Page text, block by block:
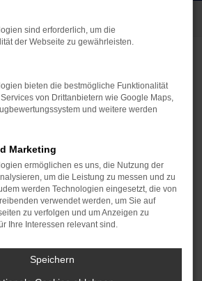
an der rechten
und CITROEN JUMPER mit
Reisen mit dem Kastenwagen,
der Schiebetür gestört wird,
angenommen und nach
gesucht.
sind erforderlich, um die
der Webseite zu gewährleisten.
bieten die bestmögliche Funktionalität
von Drittanbietern wie Google Maps,
und weitere werden
Marketing
ermöglichen es uns, die Nutzung der
um die Leistung zu messen und zu
werden Technologien eingesetzt, die von
verwendet werden, um Sie auf
zu verfolgen und um Anzeigen zu
Ihre Interessen relevant sind.
Speichern